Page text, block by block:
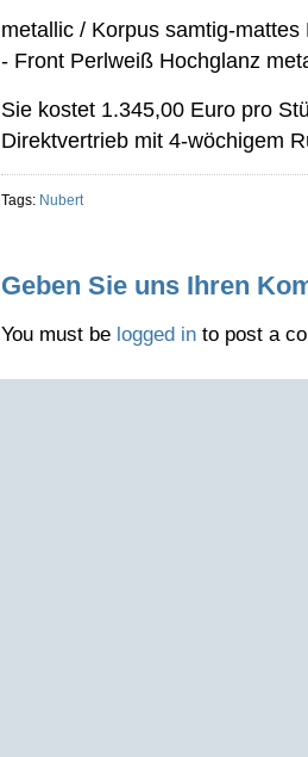
metallic / Korpus samtig-mattes
- Front Perlweiß Hochglanz
Sie kostet 1.345,00 Euro pro
Direktvertrieb mit 4-wöchigem
Tags: Nubert
Geben Sie uns Ihren
You must be logged in to post a